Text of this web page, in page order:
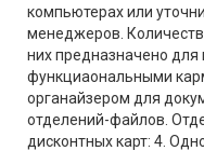
компьютерах или
менеджеров.
них предназначено для
функциаональными
органайзером для
отделений-файлов.
дисконтных карт: 4.